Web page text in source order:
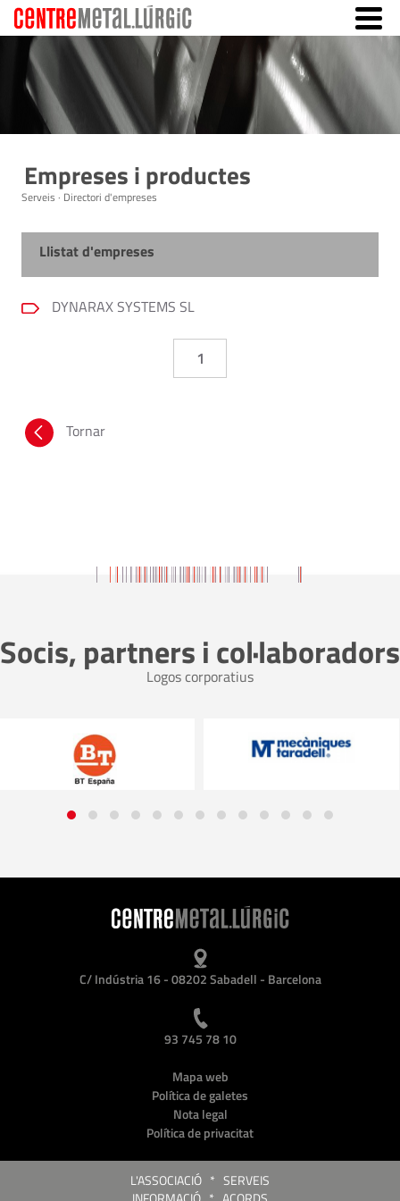
Empreses i productes
Serveis · Directori d'empreses
Llistat d'empreses
DYNARAX SYSTEMS SL
1
Tornar
Socis, partners i col·laboradors
Logos corporatius
C/ Indústria 16 - 08202 Sabadell - Barcelona
93 745 78 10
Mapa web
Política de galetes
Nota legal
Política de privacitat
L'ASSOCIACIÓ * SERVEIS